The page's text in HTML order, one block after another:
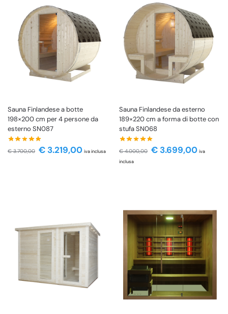
Sauna Finlandese a botte
198×200 cm per 4 persone da
esterno SN087
€3.700,00 € 3.219,00 iva inclusa
Sauna Finlandese da esterno
189×220 cm a forma di botte con
stufa SN068
€4.000,00 € 3.699,00 iva
inclusa